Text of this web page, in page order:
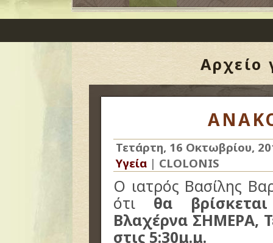
Αρχείο
Τετάρτη, 16 Οκτωβρίου,
Υγεία | CLOLONIS
Ο ιατρός Βασίλης
ότι θα
Βλαχέρνα ΣΗΜΕΡΑ,
στις 5:30μ.μ.